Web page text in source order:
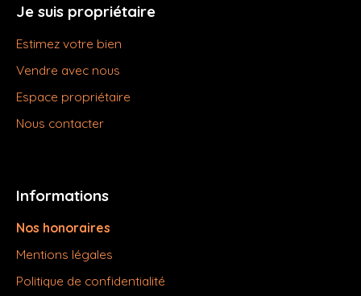
Je suis propriétaire
Estimez votre bien
Vendre avec nous
Espace propriétaire
Nous contacter
Informations
Nos honoraires
Mentions légales
Politique de confidentialité